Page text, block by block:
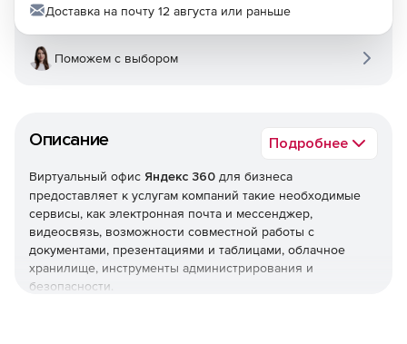
Описание Подробнее
Виртуальный офис Яндекс 360 для бизнеса
предоставляет к услугам компаний такие необходимые
сервисы, как электронная почта и мессенджер,
видеосвязь, возможности совместной работы с
документами, презентациями и таблицами, облачное
хранилище, инструменты администрирования и
безопасности.
Доставка на почту 12 августа или раньше
Поможем с выбором